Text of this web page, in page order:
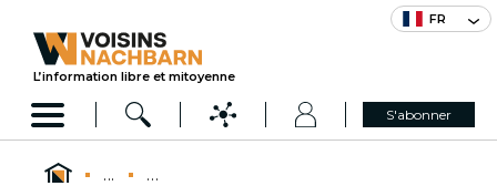
FR
L’information libre et mitoyenne
S'abonner
... ...